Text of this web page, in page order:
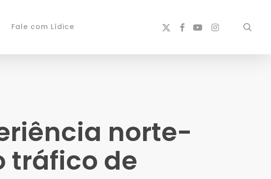
Fale com Lídice
x-
facebook
youtubeinstagram
norte-
tráfico de